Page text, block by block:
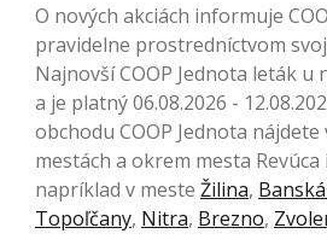
O nových akciách informuje
pravidelne prostredníctvom
Najnovší COOP Jednota leták u
a je platný 06.08.2026 -
obchodu COOP Jednota nájdete
mestách a okrem mesta Revúca
napríklad v meste Žilina,
Topoľčany, Nitra, Brezno,